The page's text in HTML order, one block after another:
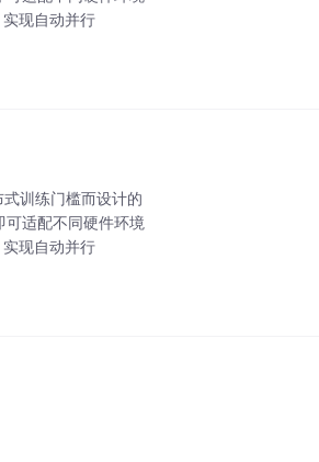
现自动并行
训练门槛而设计的
适配不同硬件环境
现自动并行